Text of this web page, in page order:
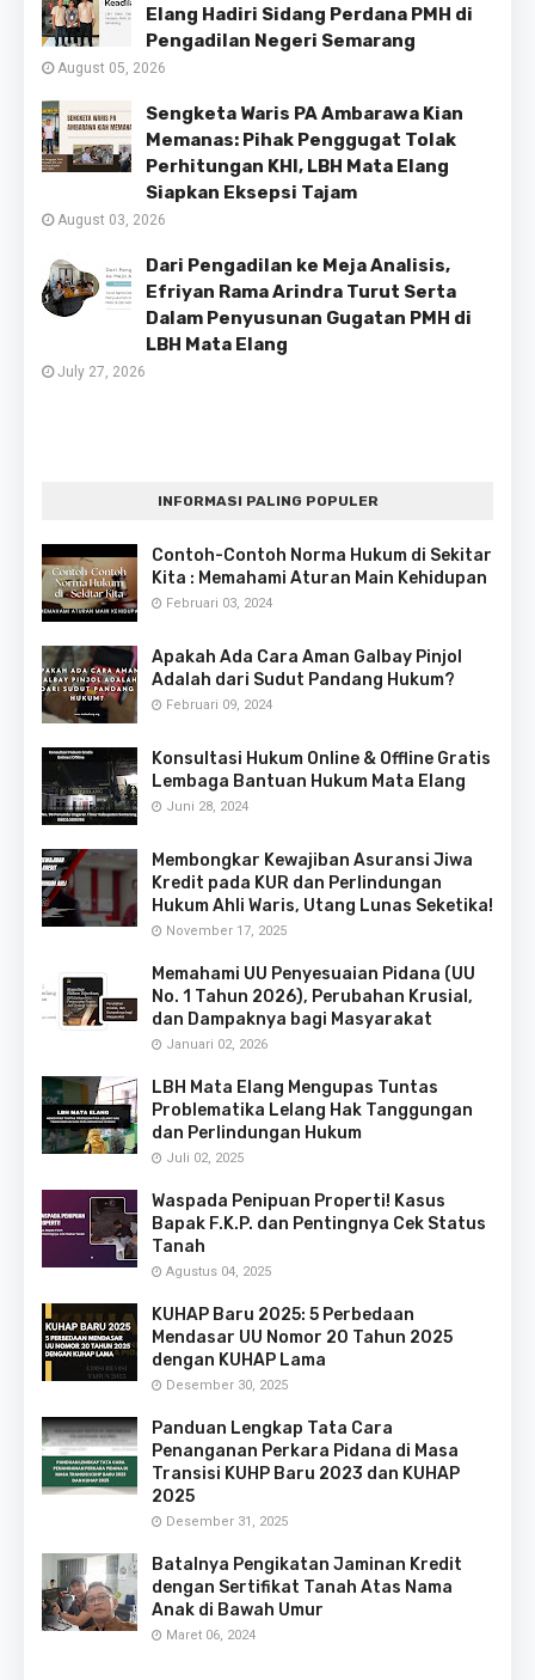
Elang Hadiri Sidang Perdana PMH di
Pengadilan Negeri Semarang
August 05, 2026
Sengketa Waris PA Ambarawa Kian
Memanas: Pihak Penggugat Tolak
Perhitungan KHI, LBH Mata Elang
Siapkan Eksepsi Tajam
August 03, 2026
Dari Pengadilan ke Meja Analisis,
Efriyan Rama Arindra Turut Serta
Dalam Penyusunan Gugatan PMH di
LBH Mata Elang
July 27, 2026
INFORMASI PALING POPULER
Contoh-Contoh Norma Hukum di Sekitar
Kita : Memahami Aturan Main Kehidupan
Februari 03, 2024
Apakah Ada Cara Aman Galbay Pinjol
Adalah dari Sudut Pandang Hukum?
Februari 09, 2024
Konsultasi Hukum Online & Offline Gratis
Lembaga Bantuan Hukum Mata Elang
Juni 28, 2024
Membongkar Kewajiban Asuransi Jiwa
Kredit pada KUR dan Perlindungan
Hukum Ahli Waris, Utang Lunas Seketika!
November 17, 2025
Memahami UU Penyesuaian Pidana (UU
No. 1 Tahun 2026), Perubahan Krusial,
dan Dampaknya bagi Masyarakat
Januari 02, 2026
LBH Mata Elang Mengupas Tuntas
Problematika Lelang Hak Tanggungan
dan Perlindungan Hukum
Juli 02, 2025
Waspada Penipuan Properti! Kasus
Bapak F.K.P. dan Pentingnya Cek Status
Tanah
Agustus 04, 2025
KUHAP Baru 2025: 5 Perbedaan
Mendasar UU Nomor 20 Tahun 2025
dengan KUHAP Lama
Desember 30, 2025
Panduan Lengkap Tata Cara
Penanganan Perkara Pidana di Masa
Transisi KUHP Baru 2023 dan KUHAP
2025
Desember 31, 2025
Batalnya Pengikatan Jaminan Kredit
dengan Sertifikat Tanah Atas Nama
Anak di Bawah Umur
Maret 06, 2024